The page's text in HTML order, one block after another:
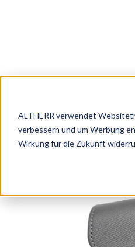
ALTHERR verwendet
verbessern und um Werbung
Wirkung für die Zukunft